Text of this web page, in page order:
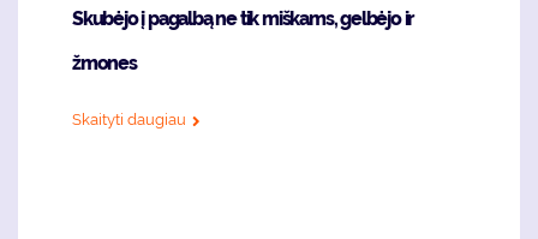
Skubėjo į pagalbą ne tik miškams, gelbėjo ir
žmones
Skaityti daugiau